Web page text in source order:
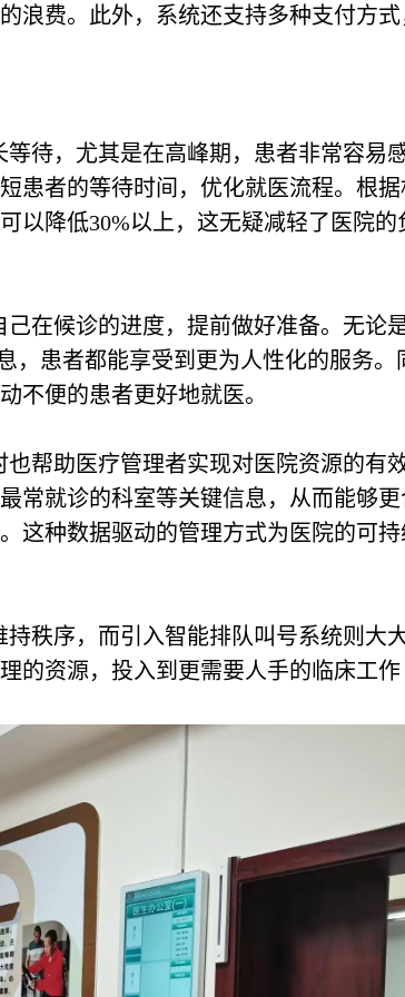
浪费。此外，系统还支持多种支付方式
待，尤其是在高峰期，患者非常容易
患者的等待时间，优化就医流程。根据
以降低30%以上，这无疑减轻了医院的
在候诊的进度，提前做好准备。无论
，患者都能享受到更为人性化的服务。
不便的患者更好地就医。
帮助医疗管理者实现对医院资源的有
常就诊的科室等关键信息，从而能够更
这种数据驱动的管理方式为医院的可持
秩序，而引入智能排队叫号系统则大
的资源，投入到更需要人手的临床工作